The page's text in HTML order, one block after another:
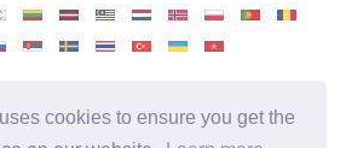
cookies to ensure you get the